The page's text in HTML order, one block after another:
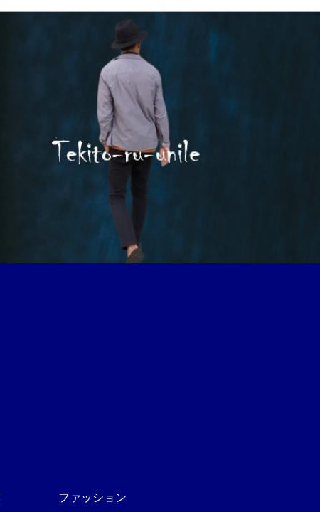
ファッション